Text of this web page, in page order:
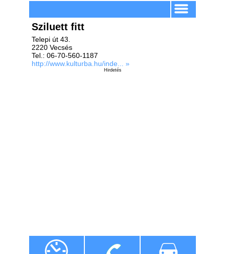
Sziluett fitt
Telepi út 43.
2220 Vecsés
Tel.: 06-70-560-1187
http://www.kulturba.hu/inde... »
Hirdetés